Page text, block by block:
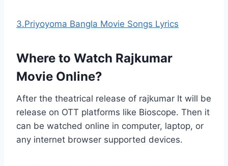
3.Priyoyoma Bangla Movie Songs Lyrics
Where to Watch Rajkumar
Movie Online?
After the theatrical release of rajkumar It will be
release on OTT platforms like Bioscope. Then it
can be watched online in computer, laptop, or
any internet browser supported devices.